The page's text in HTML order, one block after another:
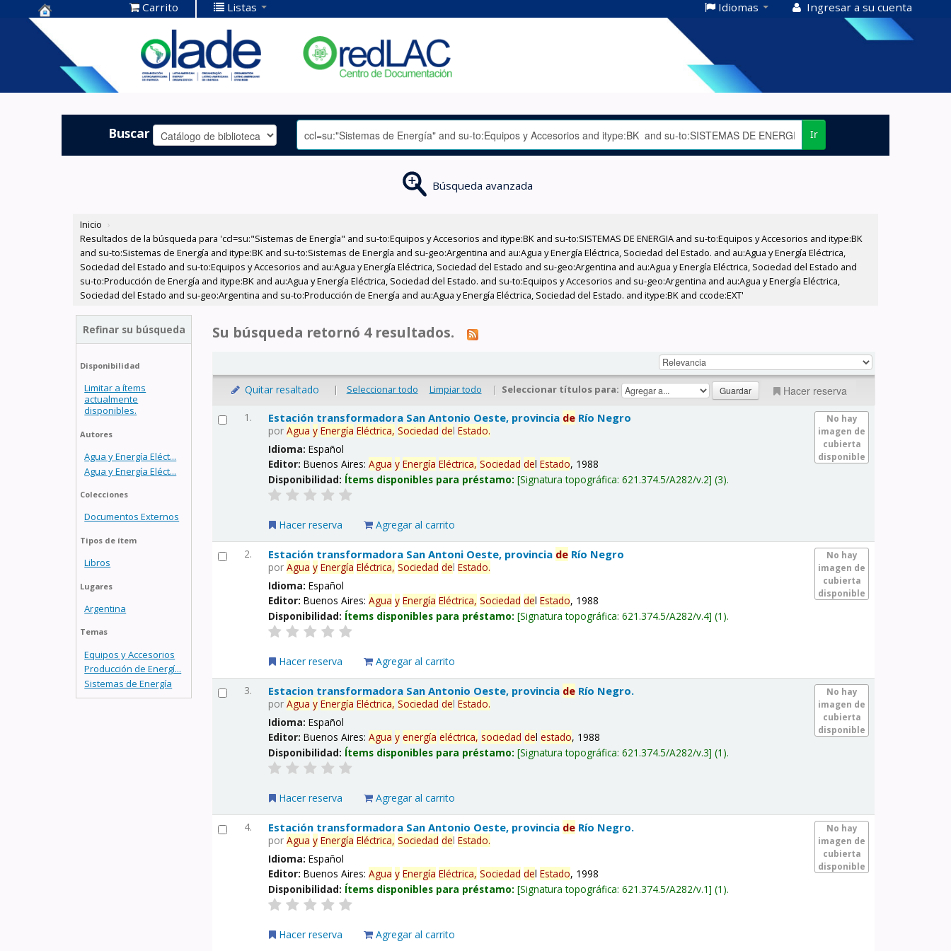
Centro de
Documentación
OLADE -
Carrito Listas Idiomas Ingresar a su cuenta
Buscar Ir
Búsqueda avanzada
Inicio ›
Resultados de la búsqueda para 'ccl=su:"Sistemas de Energía" and su-to:Equipos y Accesorios and itype:BK and su-to:SISTEMAS DE ENERGIA and su-to:Equipos y Accesorios and itype:BK
and su-to:Sistemas de Energía and itype:BK and su-to:Sistemas de Energía and su-geo:Argentina and au:Agua y Energía Eléctrica, Sociedad del Estado. and au:Agua y Energía Eléctrica,
Sociedad del Estado and su-to:Equipos y Accesorios and au:Agua y Energía Eléctrica, Sociedad del Estado and su-geo:Argentina and au:Agua y Energía Eléctrica, Sociedad del Estado and
su-to:Producción de Energía and itype:BK and au:Agua y Energía Eléctrica, Sociedad del Estado. and su-to:Equipos y Accesorios and su-geo:Argentina and au:Agua y Energía Eléctrica,
Sociedad del Estado and su-geo:Argentina and su-to:Producción de Energía and au:Agua y Energía Eléctrica, Sociedad del Estado. and itype:BK and ccode:EXT'
Refinar su búsqueda
Disponibilidad
Limitar a ítems
actualmente
disponibles.
Autores
Agua y Energía Eléct...
Agua y Energía Eléct...
Colecciones
Documentos Externos
Tipos de ítem
Libros
Lugares
Argentina
Temas
Equipos y Accesorios
Producción de Energí...
Sistemas de Energía
Su búsqueda retornó 4 resultados.
Quitar resaltado | Seleccionar todo Limpiar todo | Seleccionar títulos para: Hacer reserva
1.
No hay
imagen de
cubierta
disponible
Estación transformadora San Antonio Oeste, provincia de Río Negro
porAgua y Energía Eléctrica, Sociedad delEstado.
Idioma:Español
Editor:Buenos Aires:Agua y Energía Eléctrica, Sociedad delEstado, 1988
Disponibilidad: Ítems disponibles para préstamo: Signatura topográfica:621.374.5/A282/v.2 (3).
Hacer reserva Agregar al carrito
2.
No hay
imagen de
cubierta
disponible
Estación transformadora San Antoni Oeste, provincia de Río Negro
porAgua y Energía Eléctrica, Sociedad delEstado.
Idioma:Español
Editor:Buenos Aires:Agua y Energía Eléctrica, Sociedad delEstado, 1988
Disponibilidad: Ítems disponibles para préstamo: Signatura topográfica:621.374.5/A282/v.4 (1).
Hacer reserva Agregar al carrito
3.
No hay
imagen de
cubierta
disponible
Estacion transformadora San Antonio Oeste, provincia de Río Negro.
porAgua y Energía Eléctrica, Sociedad delEstado.
Idioma:Español
Editor:Buenos Aires:Agua y energía eléctrica, sociedad delestado, 1988
Disponibilidad: Ítems disponibles para préstamo: Signatura topográfica:621.374.5/A282/v.3 (1).
Hacer reserva Agregar al carrito
4.
No hay
imagen de
cubierta
disponible
Estación transformadora San Antonio Oeste, provincia de Río Negro.
porAgua y Energía Eléctrica, Sociedad delEstado.
Idioma:Español
Editor:Buenos Aires:Agua y Energía Eléctrica, Sociedad delEstado, 1998
Disponibilidad: Ítems disponibles para préstamo: Signatura topográfica:621.374.5/A282/v.1 (1).
Hacer reserva Agregar al carrito